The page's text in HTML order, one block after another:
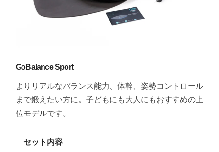
GoBalance Sport
よりリアルなバランス能力、体幹、姿勢コントロール
まで鍛えたい方に。子どもにも大人にもおすすめの上
位モデルです。
セット内容